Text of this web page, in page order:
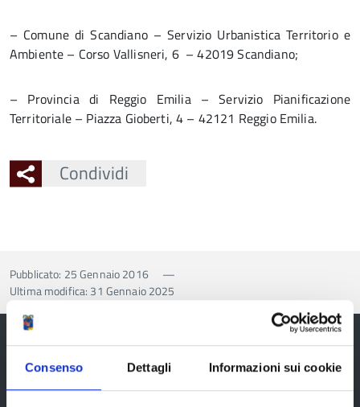
Consenso Dettagli Informazioni sui cookie
– Comune di Scandiano – Servizio Urbanistica Territorio e
Ambiente – Corso Vallisneri, 6 – 42019 Scandiano;
– Provincia di Reggio Emilia – Servizio Pianificazione
Territoriale – Piazza Gioberti, 4 – 42121 Reggio Emilia.
Condividi
Pubblicato: 25 Gennaio 2016
—
Ultima modifica: 31 Gennaio 2025
Provincia di Reggio Emilia